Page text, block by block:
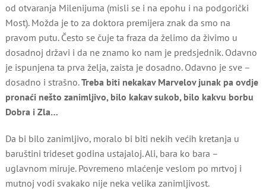
od otvaranja Milenijuma (misli se i na epohu i na podgorički
Most). Možda je to za doktora premijera znak da smo na
pravom putu. Često se čuje ta fraza da želimo da živimo u
dosadnoj državi i da ne znamo ko nam je predsjednik. Odavno
je ispunjena ta prva želja, zaista je dosadno. Odavno je sve –
dosadno i strašno.Treba biti nekakav Marvelov junak pa ovdje
pronaći nešto zanimljivo, bilo kakav sukob, bilo kakvu borbu
Dobra i Zla…
Da bi bilo zanimljivo, moralo bi biti nekih većih kretanja u
baruštini trideset godina ustajaloj. Ali, bara ko bara –
uglavnom miruje. Povremeno mlaćenje veslom po mrtvoj i
mutnoj vodi svakako nije neka velika zanimljivost.